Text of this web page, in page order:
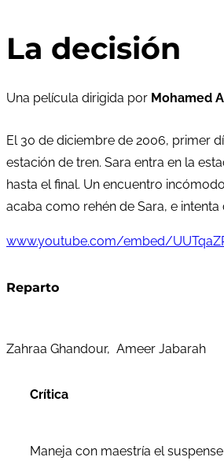
La decisión
Una película dirigida por Mohamed
El 30 de diciembre de 2006, primer
estación de tren. Sara entra en la
hasta el final. Un encuentro
acaba como rehén de Sara, e
www.youtube.com/embed/
Reparto
Zahraa Ghandour, Ameer Jabarah
Crítica
Maneja con maestría el